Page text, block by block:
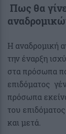
Πως θα
Η αναδρομική
την έναρξη
στα πρόσωπα
επιδόματος
πρόσωπα
του
και μετά.